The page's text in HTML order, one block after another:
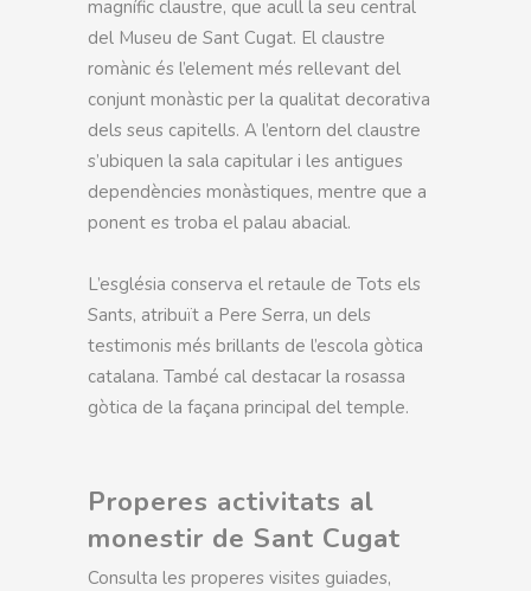
magnífic claustre, que acull la seu central
del Museu de Sant Cugat. El claustre
romànic és l’element més rellevant del
conjunt monàstic per la qualitat decorativa
dels seus capitells. A l’entorn del claustre
s’ubiquen la sala capitular i les antigues
dependències monàstiques, mentre que a
ponent es troba el palau abacial.
L’església conserva el retaule de Tots els
Sants, atribuït a Pere Serra, un dels
testimonis més brillants de l’escola gòtica
catalana. També cal destacar la rosassa
gòtica de la façana principal del temple.
Properes activitats al
monestir de Sant Cugat
Consulta les properes visites guiades,